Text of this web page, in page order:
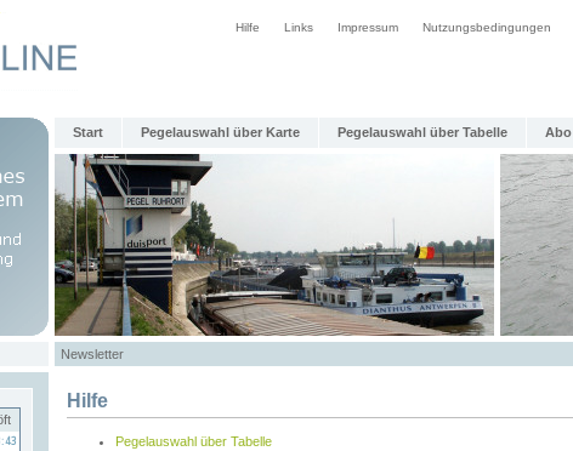
Hilfe Links Impressum Nutzungsbedingungen
Start Pegelauswahl über Karte Pegelauswahl über Tabelle Abo
Newsletter
Hilfe
Pegelauswahl über Tabelle